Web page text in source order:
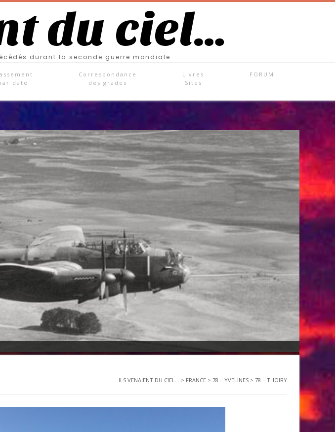
du ciel…
durant la seconde guerre mondiale
date
Correspondance
des grades
Livres
Sites
FORUM
ILS VENAIENT DU CIEL... > FRANCE > 78 – YVELINES > 78 – THOIRY